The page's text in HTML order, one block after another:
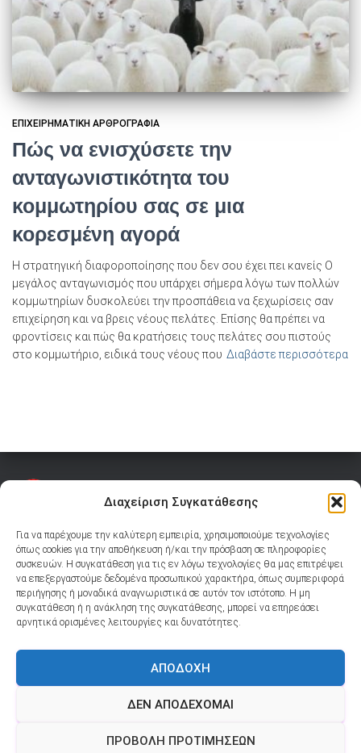
Διαχείριση Συγκατάθεσης
Για να παρέχουμε την καλύτερη εμπειρία, χρησιμοποιούμε τεχνολογίες
όπως cookies για την αποθήκευση ή/και την πρόσβαση σε πληροφορίες
συσκευών. Η συγκατάθεση για τις εν λόγω τεχνολογίες θα μας επιτρέψει
να επεξεργαστούμε δεδομένα προσωπικού χαρακτήρα, όπως συμπεριφορά
περιήγησης ή μοναδικά αναγνωριστικά σε αυτόν τον ιστότοπο. Η μη
συγκατάθεση ή η ανάκληση της συγκατάθεσης, μπορεί να επηρεάσει
αρνητικά ορισμένες λειτουργίες και δυνατότητες.
ΑΠΟΔΟΧΉ
ΔΕΝ ΑΠΟΔΈΧΟΜΑΙ
ΠΡΟΒΟΛΉ ΠΡΟΤΙΜΉΣΕΩΝ
ΕΠΙΧΕΙΡΗΜΑΤΙΚΉ ΑΡΘΡΟΓΡΑΦΊΑ
Πώς να ενισχύσετε την
ανταγωνιστικότητα του
κομμωτηρίου σας σε μια
κορεσμένη αγορά
Η στρατηγική διαφοροποίησης που δεν σου έχει πει κανείς Ο
μεγάλος ανταγωνισμός που υπάρχει σήμερα λόγω των πολλών
κομμωτηρίων δυσκολεύει την προσπάθεια να ξεχωρίσεις σαν
επιχείρηση και να βρεις νέους πελάτες. Επίσης θα πρέπει να
φροντίσεις και πώς θα κρατήσεις τους πελάτες σου πιστούς
στο κομμωτήριο, ειδικά τους νέους που Διαβάστε περισσότερα
YOUTUBE TIKTOK FACEBOOK INSTAGRAM Ακολουθήστε μας:
YOUTUBE TIKTOK FACEBOOK INSTAGRAM